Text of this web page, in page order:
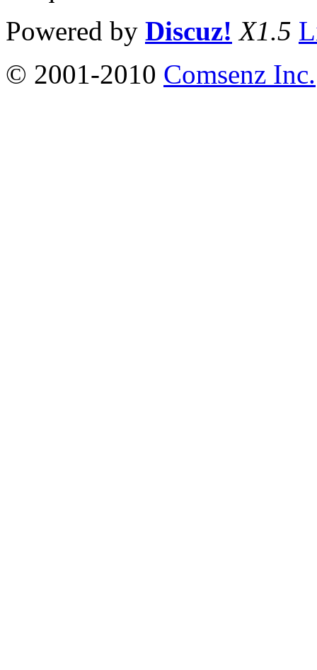
Powered by Discuz! X1.5
© 2001-2010 Comsenz Inc.